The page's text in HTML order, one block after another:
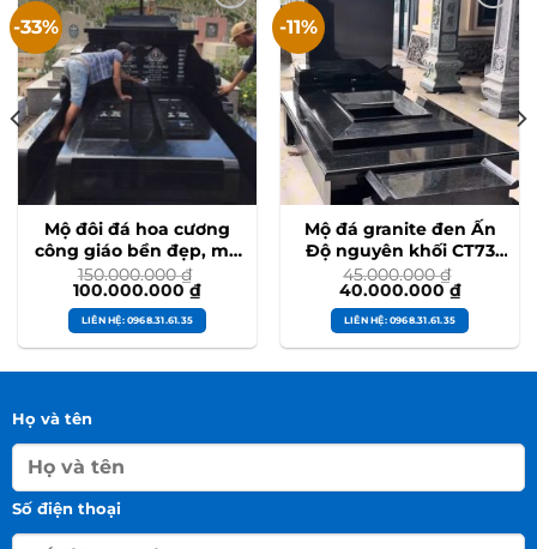
-33%
Mộ đôi đá hoa cương
công giáo bền đẹp, mộ
thiên chúa cao cấp
#modoidahoacuong
150.000.000₫
Giá
gốc
là:
150.000.000 ₫.
100.000.000 ₫Giá
hiện
là:
100.000.000 ₫.
LIÊN HỆ: 0968.31.61.35
-11%
Mộ đá granite đen Ấn
Độ nguyên khối CT73
thi công tại Thái Bình
#modadenando
45.000.000₫
Giá
gốc
là:
45.000.000 ₫.
40.000.000 ₫Giá
hiện
là:
LIÊN HỆ: 0968.31.61.35
Họ và tên
Số điện thoại